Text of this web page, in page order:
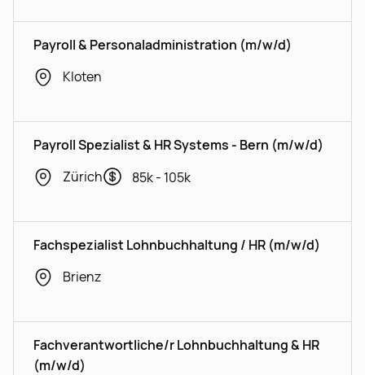
Payroll & Personaladministration (m/w/d)
Kloten
Payroll Spezialist & HR Systems - Bern (m/w/d)
Zürich
85k - 105k
Fachspezialist Lohnbuchhaltung / HR (m/w/d)
Brienz
Fachverantwortliche/r Lohnbuchhaltung & HR
(m/w/d)